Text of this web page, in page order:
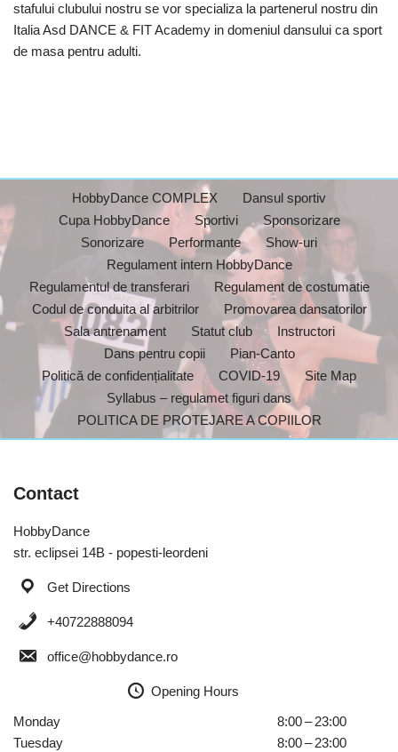
stafului clubului nostru se vor specializa la partenerul nostru din
Italia Asd DANCE & FIT Academy in domeniul dansului ca sport
de masa pentru adulti.
HobbyDance COMPLEX
Dansul sportiv
Cupa HobbyDance
Sportivi
Sponsorizare
Sonorizare
Performante
Show-uri
Regulament intern HobbyDance
Regulamentul de transferari
Regulament de costumatie
Codul de conduita al arbitrilor
Promovarea dansatorilor
Sala antrenament
Statut club
Instructori
Dans pentru copii
Pian-Canto
Politică de confidențialitate
COVID-19
Site Map
Syllabus – regulamet figuri dans
POLITICA DE PROTEJARE A COPIILOR
Contact
HobbyDance
str. eclipsei 14B - popesti-leordeni
Get Directions
+40722888094
office@hobbydance.ro
Opening Hours
Monday
8:00 – 23:00
Tuesday
8:00 – 23:00